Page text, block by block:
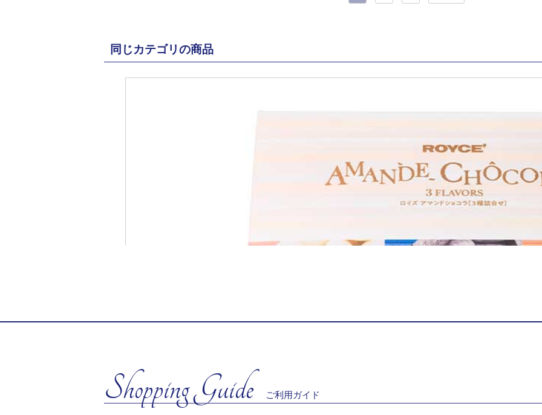
同じカテゴリの商品
Shopping Guide ご利用ガイド